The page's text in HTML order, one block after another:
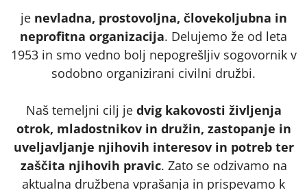
je nevladna, prostovoljna, človekoljubna in
neprofitna organizacija. Delujemo že od leta
1953 in smo vedno bolj nepogrešljiv sogovornik v
sodobno organizirani civilni družbi.
Naš temeljni cilj je dvig kakovosti življenja
otrok, mladostnikov in družin, zastopanje in
uveljavljanje njihovih interesov in potreb ter
zaščita njihovih pravic. Zato se odzivamo na
aktualna družbena vprašanja in prispevamo k